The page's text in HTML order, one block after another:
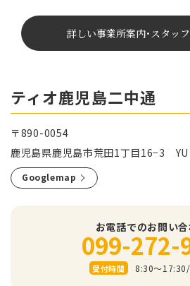
詳しい事業所案内･ スタッ
ティオ鹿児島二中通
〒890-0054
鹿児島県鹿児島市荒田1丁目16−3
Googlemap
お電話でのお問い
099-272-
受付時間 8:30～